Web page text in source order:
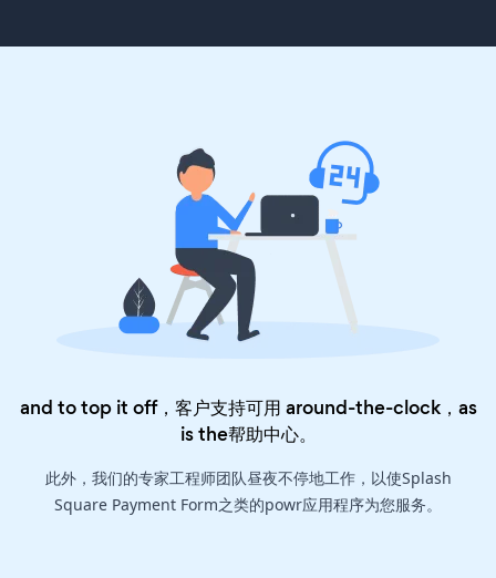
and to top it off，客户支持可用 around-the-clock，as
is the帮助中心。
此外，我们的专家工程师团队昼夜不停地工作，以使Splash
Square Payment Form之类的powr应用程序为您服务。